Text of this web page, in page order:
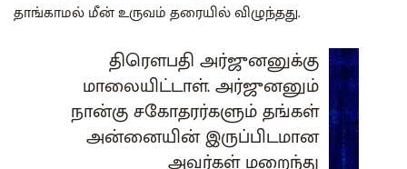
தாங்காமல் மீன் உருவம் தரையில் விழுந்தது.
திரௌபதி அர்ஜுனனுக்கு
மாலையிட்டாள். அர்ஜுனனும்
நான்கு சகோதரர்களும் தங்கள்
அன்னையின் இருப்பிடமான
அவர்கள் மறைந்து